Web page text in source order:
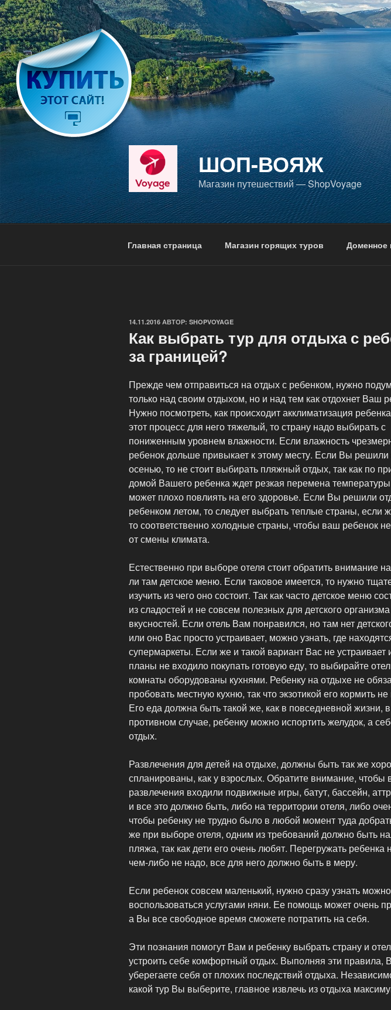
Перейти
к
содержимому
ШОП-ВОЯЖ
Магазин путешествий — ShopVoyage
Главная страница Магазин горящих туров Доменное
ОПУБЛИКОВАНО
14.11.2016 АВТОР: SHOPVOYAGE
Как выбрать тур для отдыха с
за границей?
Прежде чем отправиться на отдых с ребенком, нужно
только над своим отдыхом, но и над тем как отдохнет Ваш
Нужно посмотреть, как происходит акклиматизация
этот процесс для него тяжелый, то страну надо выбирать с
пониженным уровнем влажности. Если влажность
ребенок дольше привыкает к этому месту. Если Вы решили
осенью, то не стоит выбирать пляжный отдых, так как по
домой Вашего ребенка ждет резкая перемена
может плохо повлиять на его здоровье. Если Вы решили
ребенком летом, то следует выбрать теплые страны, если
то соответственно холодные страны, чтобы ваш ребенок
от смены климата.
Естественно при выборе отеля стоит обратить внимание
ли там детское меню. Если таковое имеется, то нужно
изучить из чего оно состоит. Так как часто детское меню
из сладостей и не совсем полезных для детского организма
вкусностей. Если отель Вам понравился, но там нет
или оно Вас просто устраивает, можно узнать, где
супермаркеты. Если же и такой вариант Вас не устраивает
планы не входило покупать готовую еду, то выбирайте
комнаты оборудованы кухнями. Ребенку на отдыхе не
пробовать местную кухню, так что экзотикой его кормить
Его еда должна быть такой же, как в повседневной жизни, в
противном случае, ребенку можно испортить желудок, а
отдых.
Развлечения для детей на отдыхе, должны быть так же
спланированы, как у взрослых. Обратите внимание, чтобы
развлечения входили подвижные игры, батут, бассейн,
и все это должно быть, либо на территории отеля, либо
чтобы ребенку не трудно было в любой момент туда
же при выборе отеля, одним из требований должно быть
пляжа, так как дети его очень любят. Перегружать ребенка
чем-либо не надо, все для него должно быть в меру.
Если ребенок совсем маленький, нужно сразу узнать
воспользоваться услугами няни. Ее помощь может очень
а Вы все свободное время сможете потратить на себя.
Эти познания помогут Вам и ребенку выбрать страну и
устроить себе комфортный отдых. Выполняя эти правила,
уберегаете себя от плохих последствий отдыха.
какой тур Вы выберите, главное извлечь из отдыха